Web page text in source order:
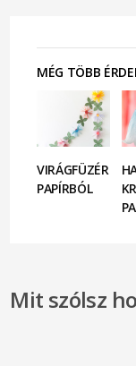
MÉG TÖBB
VIRÁGFÜZÉR
PAPÍRBÓL
Mit szólsz